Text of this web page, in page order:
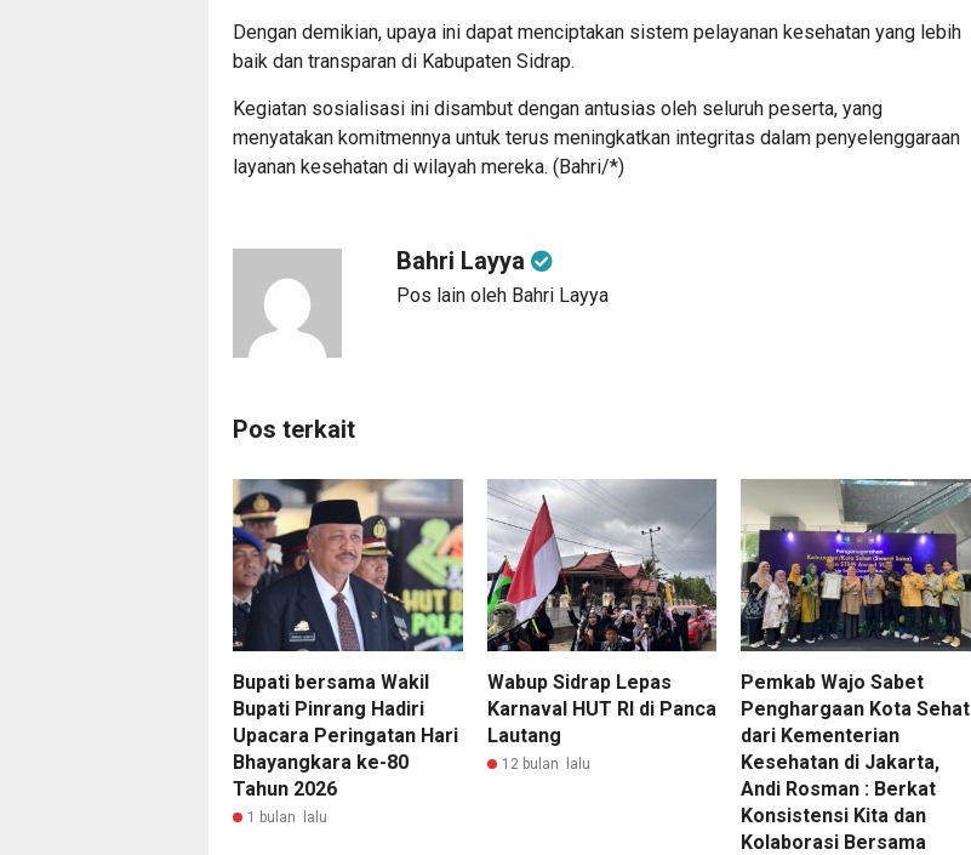
Dengan demikian, upaya ini dapat menciptakan sistem pelayanan kesehatan yang lebih
baik dan transparan di Kabupaten Sidrap.
Kegiatan sosialisasi ini disambut dengan antusias oleh seluruh peserta, yang
menyatakan komitmennya untuk terus meningkatkan integritas dalam penyelenggaraan
layanan kesehatan di wilayah mereka. (Bahri/*)
Bahri Layya
Pos lain oleh Bahri Layya
Pos terkait
Bupati bersama Wakil
Bupati Pinrang Hadiri
Upacara Peringatan Hari
Bhayangkara ke-80
Tahun 2026
1 bulan lalu
Wabup Sidrap Lepas
Karnaval HUT RI di Panca
Lautang
12 bulan lalu
Pemkab Wajo Sabet
Penghargaan Kota Sehat
dari Kementerian
Kesehatan di Jakarta,
Andi Rosman : Berkat
Konsistensi Kita dan
Kolaborasi Bersama